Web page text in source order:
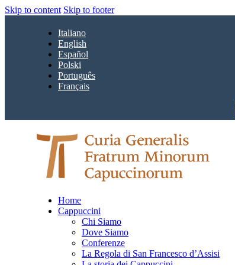
Skip to content Skip to footer
Italiano
English
Español
Polski
Português
Français
Home
Cappuccini
Chi Siamo
Dove Siamo
Conferenze
La Regola di San Francesco d’Assisi